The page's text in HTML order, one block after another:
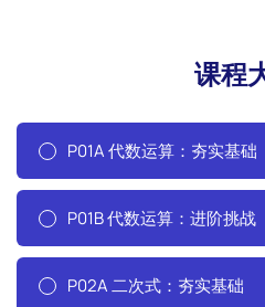
课程
P01A 代数运算：夯实基础
P01B 代数运算：进阶挑战
P02A 二次式：夯实基础